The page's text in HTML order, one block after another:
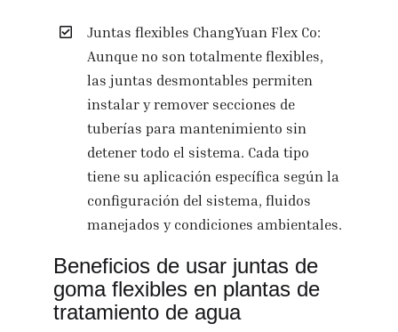
Juntas flexibles ChangYuan Flex Co:
Aunque no son totalmente flexibles,
las juntas desmontables permiten
instalar y remover secciones de
tuberías para mantenimiento sin
detener todo el sistema. Cada tipo
tiene su aplicación específica según la
configuración del sistema, fluidos
manejados y condiciones ambientales.
Beneficios de usar juntas de
goma flexibles en plantas de
tratamiento de agua